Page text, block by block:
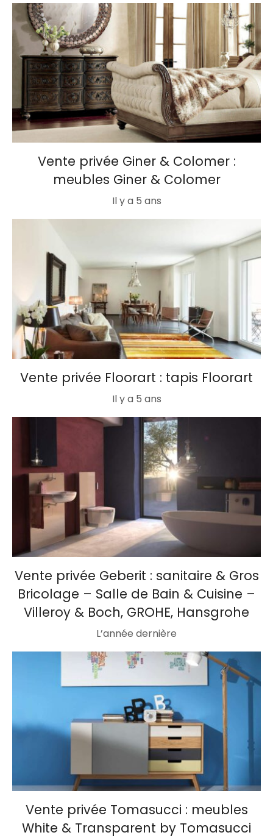
Vente privée Giner & Colomer :
meubles Giner & Colomer
Il y a 5 ans
Vente privée Floorart : tapis Floorart
Il y a 5 ans
Vente privée Geberit : sanitaire & Gros
Bricolage – Salle de Bain & Cuisine –
Villeroy & Boch, GROHE, Hansgrohe
L’année dernière
Vente privée Tomasucci : meubles
White & Transparent by Tomasucci